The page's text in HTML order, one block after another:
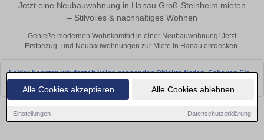
Alle Cookies akzeptieren Alle Cookies ablehnen
Einstellungen Datenschutzerklärung
Jetzt eine Neubauwohnung in Hanau Groß-Steinheim mieten
– Stilvolles & nachhaltiges Wohnen
Genieße modernen Wohnkomfort in einer Neubauwohnung! Jetzt
Erstbezug- und Neubauwohnungen zur Miete in Hanau entdecken.
Leider konnten wir derzeit keine passenden Objekte finden. Schauen Sie